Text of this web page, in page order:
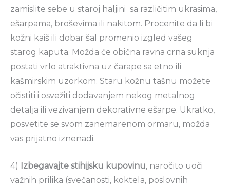
zamislite sebe u staroj haljini sa različitim ukrasima,
ešarpama, broševima ili nakitom. Procenite da li bi
kožni kaiš ili dobar šal promenio izgled vašeg
starog kaputa. Možda će obična ravna crna suknja
postati vrlo atraktivna uz čarape sa etno ili
kašmirskim uzorkom. Staru kožnu tašnu možete
očistiti i osvežiti dodavanjem nekog metalnog
detalja ili vezivanjem dekorativne ešarpe. Ukratko,
posvetite se svom zanemarenom ormaru, možda
vas prijatno iznenadi.
4) Izbegavajte stihijsku kupovinu, naročito uoči
važnih prilika (svečanosti, koktela, poslovnih